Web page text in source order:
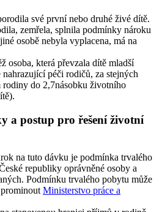
své první nebo druhé živé dítě.
zemřela, splnila podmínky nároku
osobě nebyla vyplacena, má na
osoba, která převzala dítě mladší
péči rodičů, za stejných
do 2,7násobku životního
a postup pro řešení životní
na tuto dávku je podmínka trvalého
republiky oprávněné osoby a
Podmínku trvalého pobytu může
Ministerstvo práce a